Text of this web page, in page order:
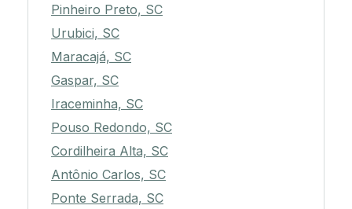
Pinheiro Preto, SC
Urubici, SC
Maracajá, SC
Gaspar, SC
Iraceminha, SC
Pouso Redondo, SC
Cordilheira Alta, SC
Antônio Carlos, SC
Ponte Serrada, SC